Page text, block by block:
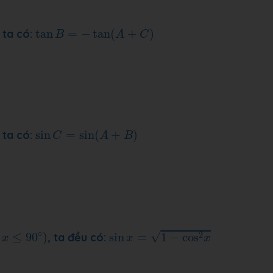
ta có: tan B = − tan(A + C)
tan B= tan(A+ C
ta có: sin C = sin(A + B)
sin C= sin(A + B
x ≤ 90∘ )
≤90∘) , ta đều có: sin x = √1 − cos2x
sin cos2x